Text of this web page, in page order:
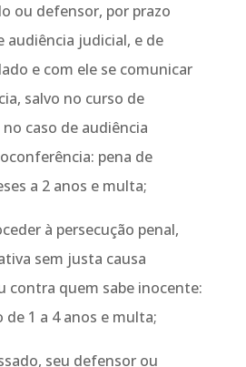
ou defensor, por prazo
audiência judicial, e de
e com ele se comunicar
salvo no curso de
caso de audiência
pena de
a 2 anos e multa;
à persecução penal,
sem justa causa
contra quem sabe inocente:
de 1 a 4 anos e multa;
seu defensor ou